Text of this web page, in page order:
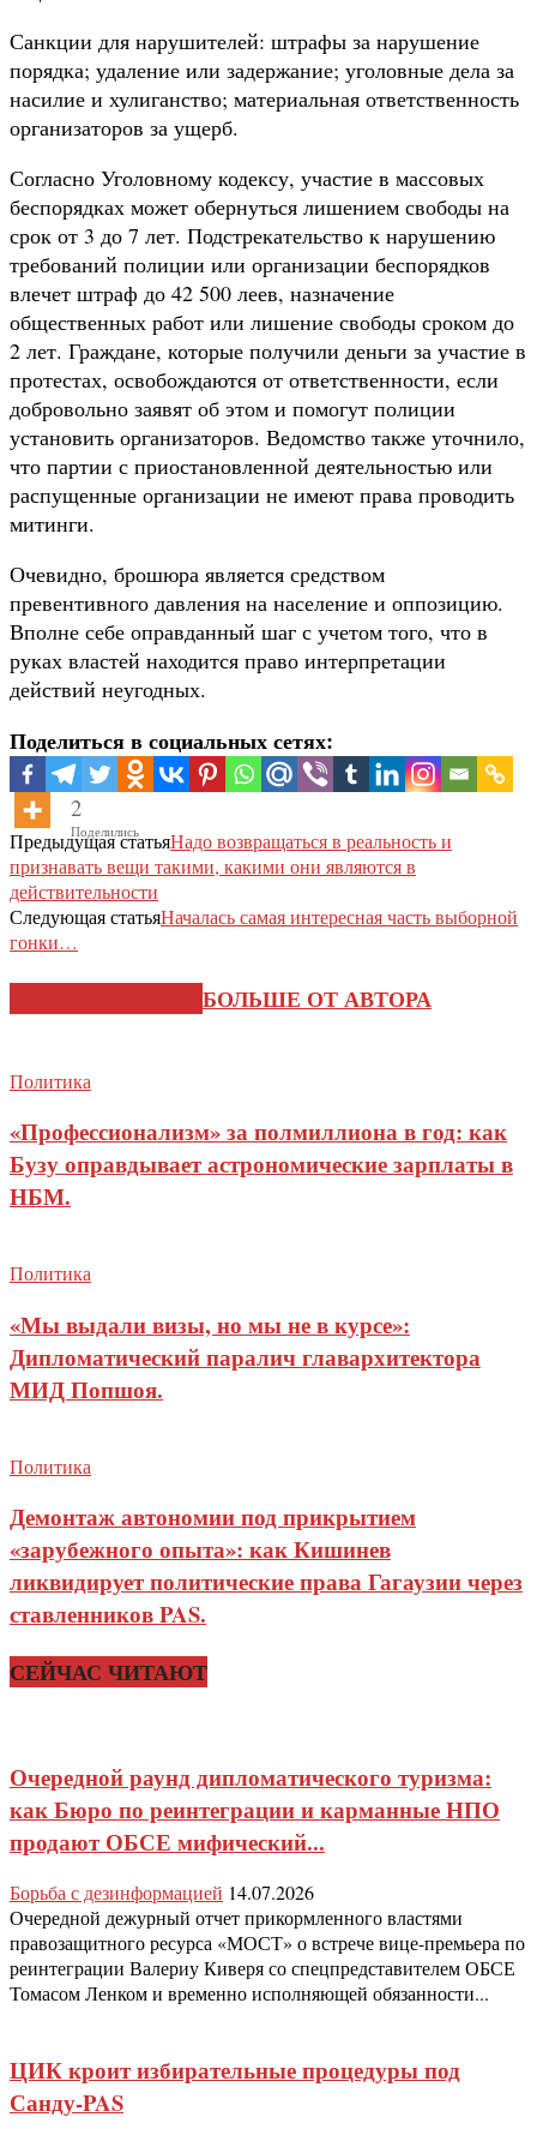
Санкции для нарушителей: штрафы за нарушение
порядка; удаление или задержание; уголовные дела за
насилие и хулиганство; материальная ответственность
организаторов за ущерб.
Согласно Уголовному кодексу, участие в массовых
беспорядках может обернуться лишением свободы на
срок от 3 до 7 лет. Подстрекательство к нарушению
требований полиции или организации беспорядков
влечет штраф до 42 500 леев, назначение
общественных работ или лишение свободы сроком до
2 лет. Граждане, которые получили деньги за участие в
протестах, освобождаются от ответственности, если
добровольно заявят об этом и помогут полиции
установить организаторов. Ведомство также уточнило,
что партии с приостановленной деятельностью или
распущенные организации не имеют права проводить
митинги.
Очевидно, брошюра является средством
превентивного давления на население и оппозицию.
Вполне себе оправданный шаг с учетом того, что в
руках властей находится право интерпретации
действий неугодных.
Поделиться в социальных сетях:
2
Поделились
Предыдущая статьяНадо возвращаться в реальность и
признавать вещи такими, какими они являются в
действительности
Следующая статьяНачалась самая интересная часть выборной
гонки…
БОЛЬШЕ ОТ АВТОРА
Политика
«Профессионализм» за полмиллиона в год: как
Бузу оправдывает астрономические зарплаты в
НБМ.
Политика
«Мы выдали визы, но мы не в курсе»:
Дипломатический паралич главархитектора
МИД Попшоя.
Политика
Демонтаж автономии под прикрытием
«зарубежного опыта»: как Кишинев
ликвидирует политические права Гагаузии через
ставленников PAS.
СЕЙЧАС ЧИТАЮТ
Очередной раунд дипломатического туризма:
как Бюро по реинтеграции и карманные НПО
продают ОБСЕ мифический...
Борьба с дезинформацией 14.07.2026
Очередной дежурный отчет прикормленного властями
правозащитного ресурса «МОСТ» о встрече вице-премьера по
реинтеграции Валериу Киверя со спецпредставителем ОБСЕ
Томасом Ленком и временно исполняющей обязанности...
ЦИК кроит избирательные процедуры под
Санду-PAS